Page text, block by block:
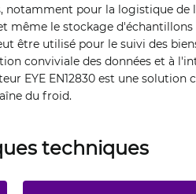
notamment pour la logistique de
même le stockage d'échantillons
être utilisé pour le suivi des
conviviale des données et à
EYE EN12830 est une solution
du froid.
techniques